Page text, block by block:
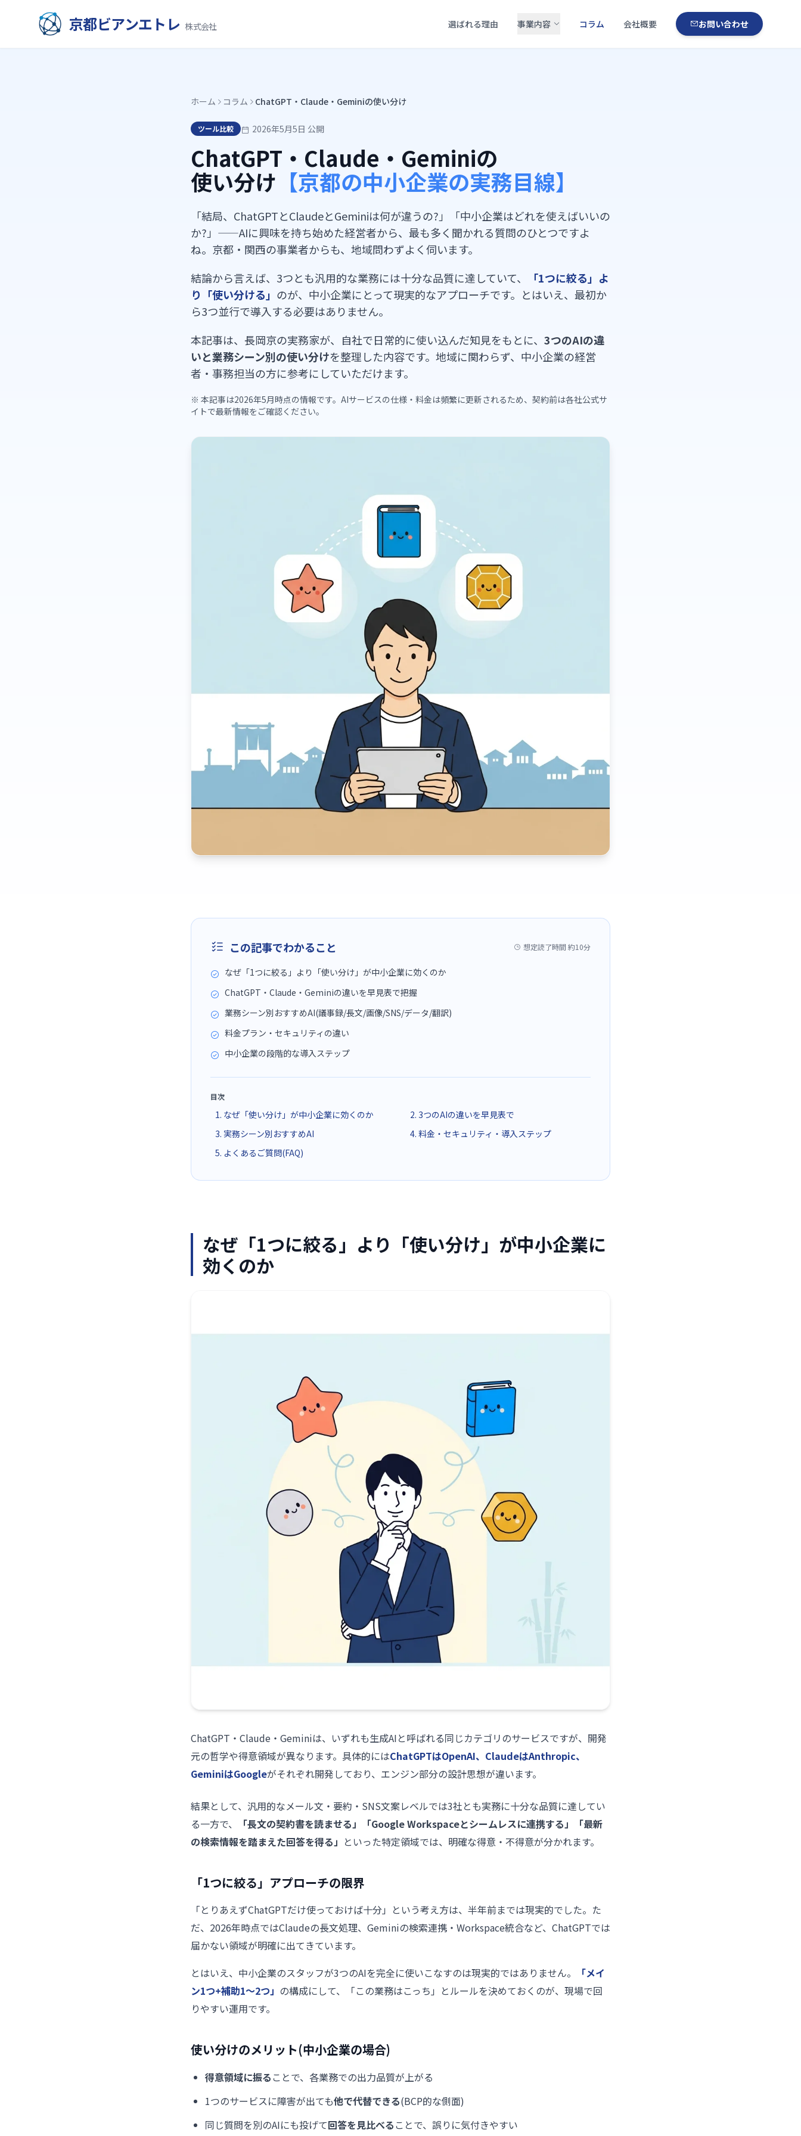
京都ビアンエトレ 株式会社 選ばれる理由 事業内容 コラム 会社概要 お問い合わせ
ホーム コラム ChatGPT・Claude・Geminiの使い分け
ツール比較 2026年5月5日 公開
ChatGPT・Claude・Geminiの
使い分け 【京都の中小企業の実務目線】
「結局、ChatGPTとClaudeとGeminiは何が違うの?」「中小企業はどれを使えばいいの
か?」——AIに興味を持ち始めた経営者から、最も多く聞かれる質問のひとつですよ
ね。京都・関西の事業者からも、地域問わずよく伺います。
結論から言えば、3つとも汎用的な業務には十分な品質に達していて、
「1つに絞る」よ
り「使い分ける」 のが、中小企業にとって現実的なアプローチです。とはいえ、最初か
ら3つ並行で導入する必要はありません。
本記事は、長岡京の実務家が、自社で日常的に使い込んだ知見をもとに、 3つのAIの違
いと業務シーン別の使い分けを整理した内容です。地域に関わらず、中小企業の経営
者・事務担当の方に参考にしていただけます。
※ 本記事は2026年5月時点の情報です。AIサービスの仕様・料金は頻繁に更新されるため、契約前は各社公式サ
イトで最新情報をご確認ください。
この記事でわかること 想定読了時間 約10分
なぜ「1つに絞る」より「使い分け」が中小企業に効くのか
ChatGPT・Claude・Geminiの違いを早見表で把握
業務シーン別おすすめAI(議事録/長文/画像/SNS/データ/翻訳)
料金プラン・セキュリティの違い
中小企業の段階的な導入ステップ
目次
1. なぜ「使い分け」が中小企業に効くのか
2. 3つのAIの違いを早見表で
3. 実務シーン別おすすめAI
4. 料金・セキュリティ・導入ステップ
5. よくあるご質問(FAQ)
なぜ「1つに絞る」より 「使い分け」が中小企業に
効くのか
ChatGPT・Claude・Geminiは、いずれも生成AIと呼ばれる同じカテゴリのサービスですが、開発
元の哲学や得意領域が異なります。具体的にはChatGPTはOpenAI、ClaudeはAnthropic、
GeminiはGoogleがそれぞれ開発しており、エンジン部分の設計思想が違います。
結果として、汎用的なメール文・要約・SNS文案レベルでは3社とも実務に十分な品質に達してい
る一方で、
「長文の契約書を読ませる」「Google Workspaceとシームレスに連携する」「最新
の検索情報を踏まえた回答を得る」 といった特定領域では、明確な得意・不得意が分かれます。
「1つに絞る」アプローチの限界
「とりあえずChatGPTだけ使っておけば十分」という考え方は、半年前までは現実的でした。た
だ、2026年時点ではClaudeの長文処理、Geminiの検索連携・Workspace統合など、ChatGPTでは
届かない領域が明確に出てきています。
とはいえ、中小企業のスタッフが3つのAIを完全に使いこなすのは現実的ではありません。
「メイ
ン1つ+補助1〜2つ」 の構成にして、「この業務はこっち」とルールを決めておくのが、現場で回
りやすい運用です。
使い分けのメリット(中小企業の場合)
得意領域に振る ことで、各業務での出力品質が上がる
1つのサービスに障害が出ても他で代替できる(BCP的な側面)
同じ質問を別のAIにも投げて回答を見比べる ことで、誤りに気付きやすい